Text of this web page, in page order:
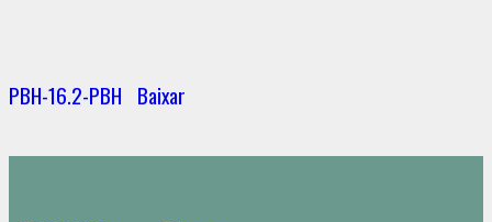
PBH-16.2-PBH Baixar